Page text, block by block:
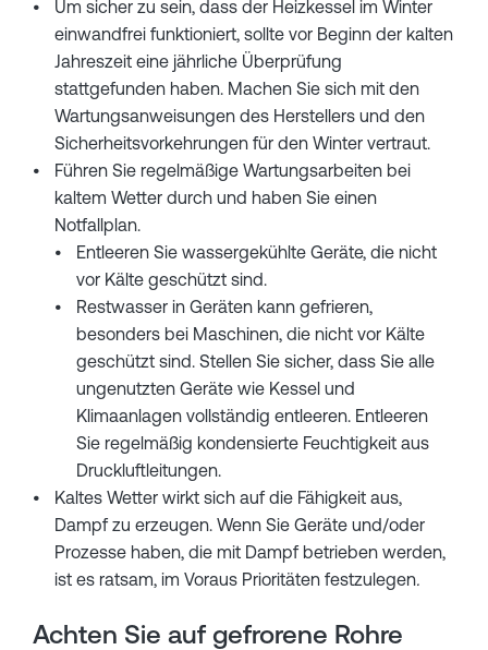
Um sicher zu sein, dass der Heizkessel im Winter
einwandfrei funktioniert, sollte vor Beginn der kalten
Jahreszeit eine jährliche Überprüfung
stattgefunden haben. Machen Sie sich mit den
Wartungsanweisungen des Herstellers und den
Sicherheitsvorkehrungen für den Winter vertraut.
Führen Sie regelmäßige Wartungsarbeiten bei
kaltem Wetter durch und haben Sie einen
Notfallplan.
Entleeren Sie wassergekühlte Geräte, die nicht
vor Kälte geschützt sind.
Restwasser in Geräten kann gefrieren,
besonders bei Maschinen, die nicht vor Kälte
geschützt sind. Stellen Sie sicher, dass Sie alle
ungenutzten Geräte wie Kessel und
Klimaanlagen vollständig entleeren. Entleeren
Sie regelmäßig kondensierte Feuchtigkeit aus
Druckluftleitungen.
Kaltes Wetter wirkt sich auf die Fähigkeit aus,
Dampf zu erzeugen. Wenn Sie Geräte und/oder
Prozesse haben, die mit Dampf betrieben werden,
ist es ratsam, im Voraus Prioritäten festzulegen.
Achten Sie auf gefrorene Rohre